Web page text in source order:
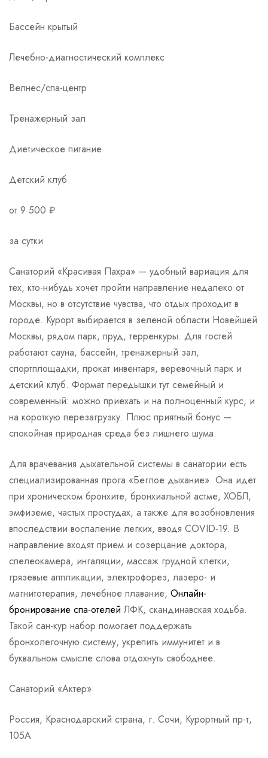
Бассейн крытый
Лечебно-диагностический комплекс
Велнес/спа-центр
Тренажерный зал
Диетическое питание
Детский клуб
от 9 500 ₽
за сутки
Санаторий «Красивая Пахра» — удобный вариация для
тех, кто-нибудь хочет пройти направление недалеко от
Москвы, но в отсутствие чувства, что отдых проходит в
городе. Курорт выбирается в зеленой области Новейшей
Москвы, рядом парк, пруд, терренкуры. Для гостей
работают сауна, бассейн, тренажерный зал,
спортплощадки, прокат инвентаря, веревочный парк и
детский клуб. Формат передышки тут семейный и
современный: можно приехать и на полноценный курс, и
на короткую перезагрузку. Плюс приятный бонус —
спокойная природная среда без лишнего шума.
Для врачевания дыхательной системы в санатории есть
специализированная прога «Беглое дыхание». Она идет
при хроническом бронхите, бронхиальной астме, ХОБЛ,
эмфиземе, частых простудах, а также для возобновления
впоследствии воспаление легких, вводя COVID-19. В
направление входят прием и созерцание доктора,
спелеокамера, ингаляции, массаж грудной клетки,
грязевые аппликации, электрофорез, лазеро- и
магнитотерапия, лечебное плавание, Онлайн-
бронирование спа-отелей ЛФК, скандинавская ходьба.
Такой сан-кур набор помогает поддержать
бронхолегочную систему, укрепить иммунитет и в
буквальном смысле слова отдохнуть свободнее.
Санаторий «Актер»
Россия, Краснодарский страна, г. Сочи, Курортный пр-т,
105А